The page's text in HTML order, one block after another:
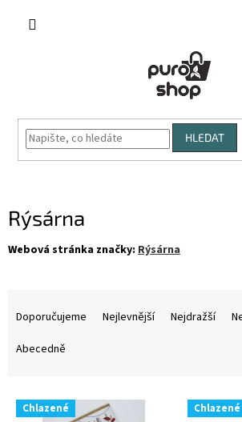
HLEDAT
Rýsárna
Webová stránka značky: Rýsárna
p
Doporučujeme Nejlevnější Nejdražší
Abecedně
V Chlazené Chlazené